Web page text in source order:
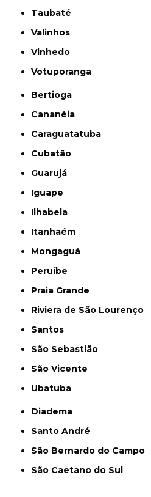
Taubaté
Valinhos
Vinhedo
Votuporanga
Bertioga
Cananéia
Caraguatatuba
Cubatão
Guarujá
Iguape
Ilhabela
Itanhaém
Mongaguá
Peruíbe
Praia Grande
Riviera de São Lourenço
Santos
São Sebastião
São Vicente
Ubatuba
Diadema
Santo André
São Bernardo do Campo
São Caetano do Sul